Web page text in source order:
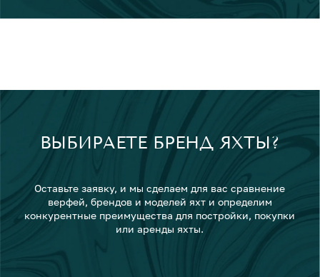
ВЫБИРАЕТЕ БРЕНД ЯХТЫ?
Оставьте заявку, и мы сделаем для вас сравнение
верфей, брендов и моделей яхт и определим
конкурентные преимущества для постройки, покупки
или аренды яхты.